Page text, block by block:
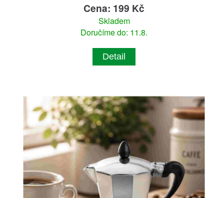
Cena: 199 Kč
Skladem
Doručíme do: 11.8.
Detail